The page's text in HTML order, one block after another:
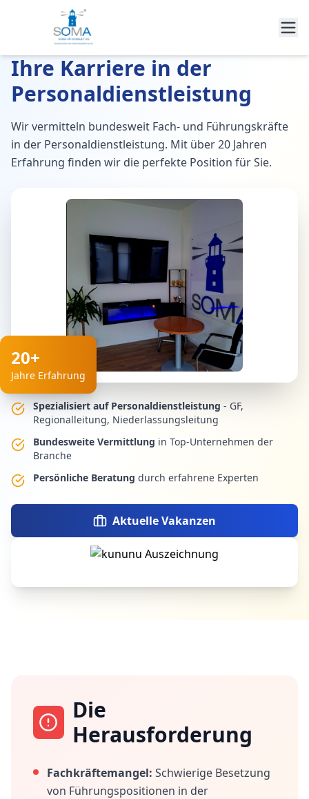
Ihre Karriere in der
Personaldienstleistung
Wir vermitteln bundesweit Fach- und Führungskräfte
in der Personaldienstleistung. Mit über 20 Jahren
Erfahrung finden wir die perfekte Position für Sie.
20+
Jahre Erfahrung
Spezialisiert auf Personaldienstleistung - GF,
Regionalleitung, Niederlassungsleitung
Bundesweite Vermittlung in Top-Unternehmen der
Branche
Persönliche Beratung durch erfahrene Experten
Aktuelle Vakanzen
Die
Herausforderung
Fachkräftemangel: Schwierige Besetzung
von Führungspositionen in der